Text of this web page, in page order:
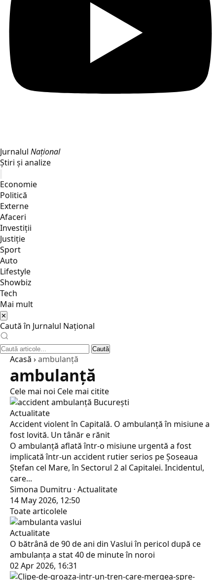
Jurnalul Național
Știri și analize
Economie
Politică
Externe
Afaceri
Investiții
Justiţie
Sport
Auto
Lifestyle
Showbiz
Tech
Mai mult
✕
Caută în Jurnalul Național
Caută
Acasă ›ambulanţă
ambulanţă
Cele mai noi Cele mai citite
Actualitate
Accident violent în Capitală. O ambulanță în misiune a
fost lovită. Un tânăr e rănit
O ambulanță aflată într-o misiune urgentă a fost
implicată într-un accident rutier serios pe Șoseaua
Ștefan cel Mare, în Sectorul 2 al Capitalei. Incidentul,
care...
Simona Dumitru · Actualitate
14 May 2026, 12:50
Toate articolele
Actualitate
O bătrână de 90 de ani din Vaslui în pericol după ce
ambulanța a stat 40 de minute în noroi
02 Apr 2026, 16:31